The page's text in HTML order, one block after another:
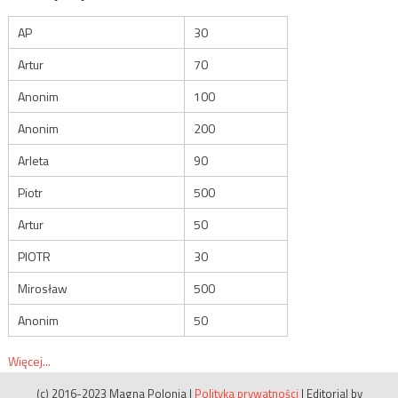
AP
30
Artur
70
Anonim
100
Anonim
200
Arleta
90
Piotr
500
Artur
50
PIOTR
30
Mirosław
500
Anonim
50
Więcej...
(c) 2016-2023 Magna Polonia | Polityka prywatności | Editorial by